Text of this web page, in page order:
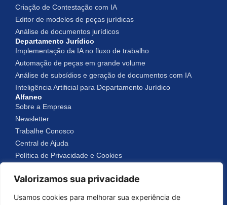
Valorizamos sua privacidade
Usamos cookies para melhorar sua experiência de
Criação de Contestação com IA
Editor de modelos de peças jurídicas
Análise de documentos jurídicos
Departamento Jurídico
Implementação da IA no fluxo de trabalho
Automação de peças em grande volume
Análise de subsídios e geração de documentos com IA
Inteligência Artificial para Departamento Jurídico
Alfaneo
Sobre a Empresa
Newsletter
Trabalhe Conosco
Central de Ajuda
Política de Privacidade e Cookies
Alfaneo © 2025
Todos os Direitos Reservados